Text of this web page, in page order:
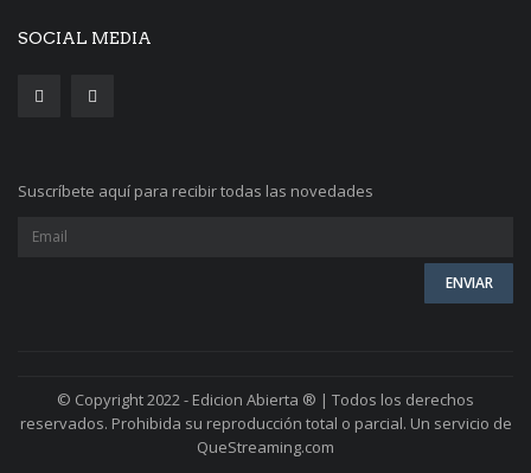
SOCIAL MEDIA
Suscríbete aquí para recibir todas las novedades
© Copyright 2022 - Edicion Abierta ® | Todos los derechos
reservados. Prohibida su reproducción total o parcial. Un servicio de
QueStreaming.com